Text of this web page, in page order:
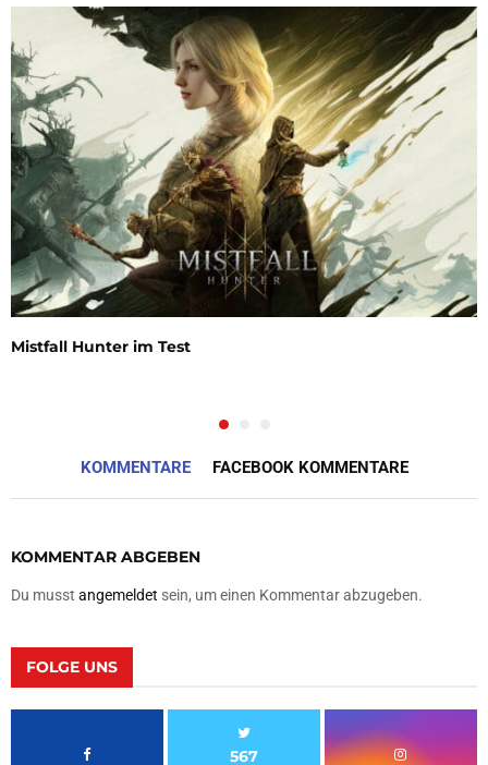
Mistfall Hunter im Test
KOMMENTARE FACEBOOK KOMMENTARE
KOMMENTAR ABGEBEN
Du musst angemeldet sein, um einen Kommentar abzugeben.
FOLGE UNS
567